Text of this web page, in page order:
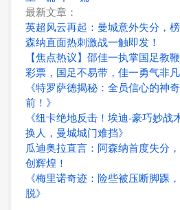
最新文章：
英超风云再起：曼城意外失分，
森纳直面热刺激战一触即发！
【焦点热议】邵佳一执掌国足教
彩票，国足不易带，佳一勇气非凡
《特罗萨德揭秘：全员信心的神
前！》
《纽卡绝地反击！埃迪-豪巧妙战
换人，曼城城门难挡》
瓜迪奥拉直言：阿森纳首度失分
创辉煌！
《梅里诺奇迹：险些被压断脚踝
脱》